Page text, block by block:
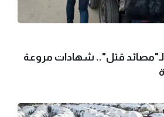
قتل".. شهادات مروعة